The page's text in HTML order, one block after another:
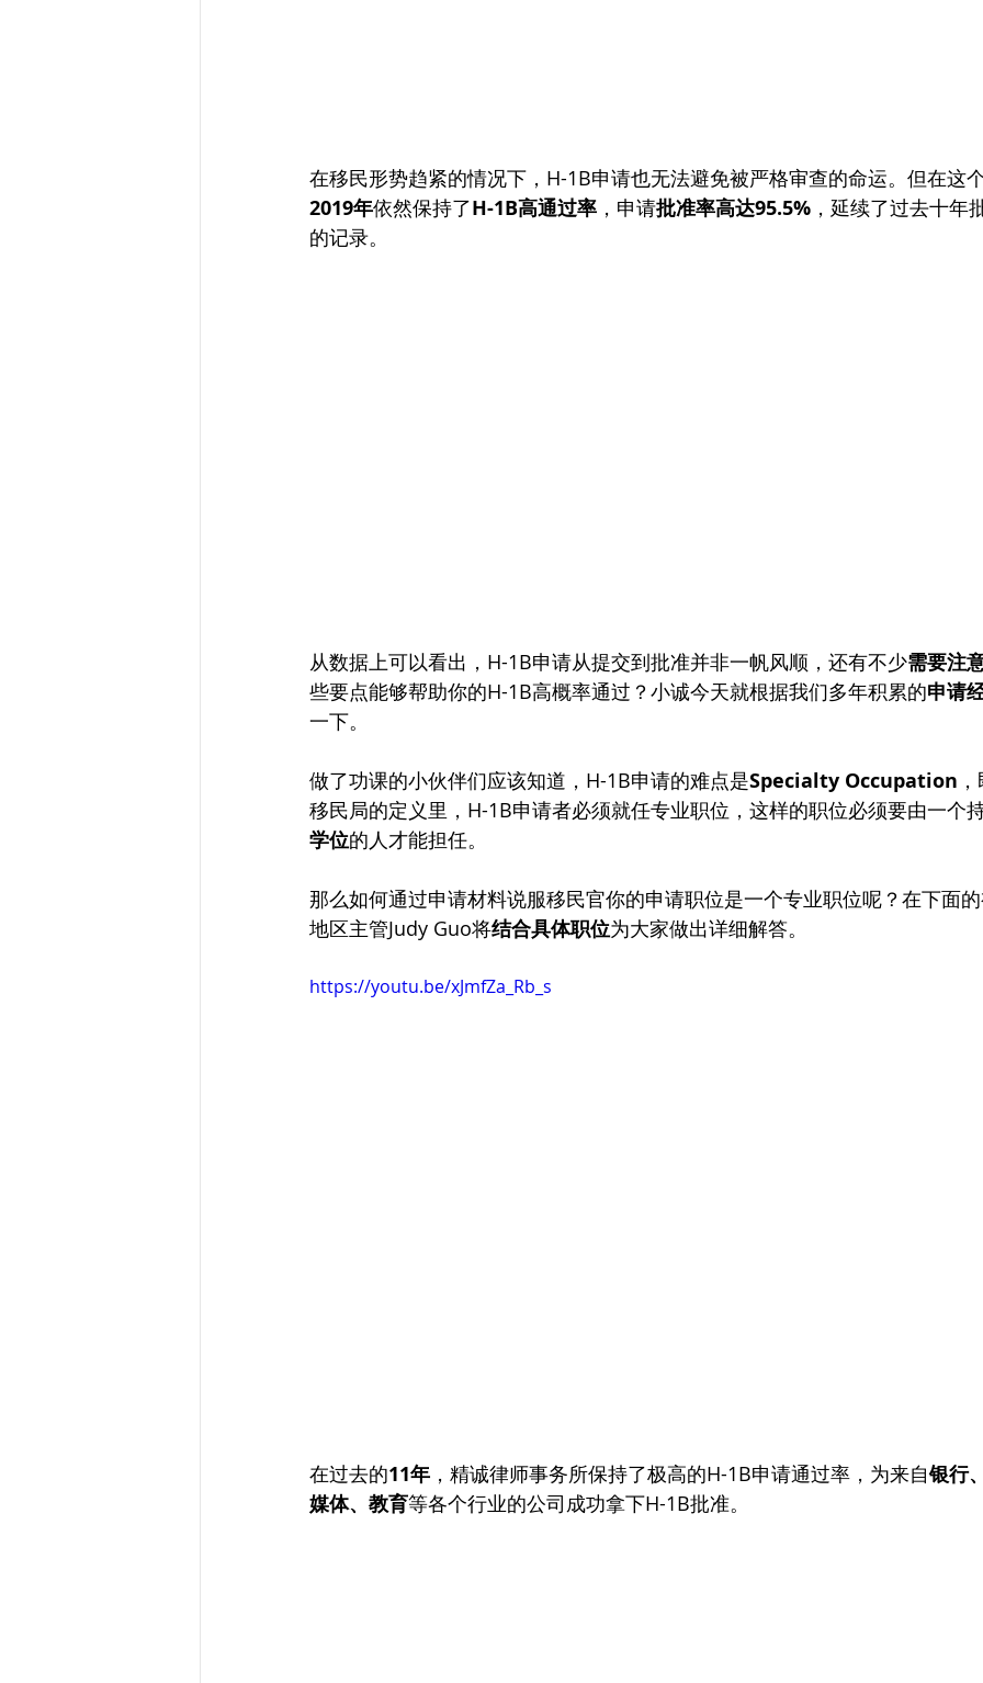
在移民形势趋紧的情况下，H-1B申请也无法避免被严格审查的命运。但在这
2019年依然保持了H-1B高通过率 ，申请批准率高达95.5% ，延续了过去十年
的记录。
从数据上可以看出，H-1B申请从提交到批准并非一帆风顺，还有不少需要注
些要点能够帮助你的H-1B高概率通过？小诚今天就根据我们多年积累的申请
一下。
做了功课的小伙伴们应该知道，H-1B申请的难点是Specialty Occupation
移民局的定义里，H-1B申请者必须就任专业职位，这样的职位必须要由一个
学位的人才能担任。
那么如何通过申请材料说服移民官你的申请职位是一个专业职位呢？在下面
地区主管Judy Guo将结合具体职位为大家做出详细解答。
https://youtu.be/xJmfZa_Rb_s
在过去的11年 ，精诚律师事务所保持了极高的H-1B申请通过率，为来自银行
媒体、教育等各个行业的公司成功拿下H-1B批准。